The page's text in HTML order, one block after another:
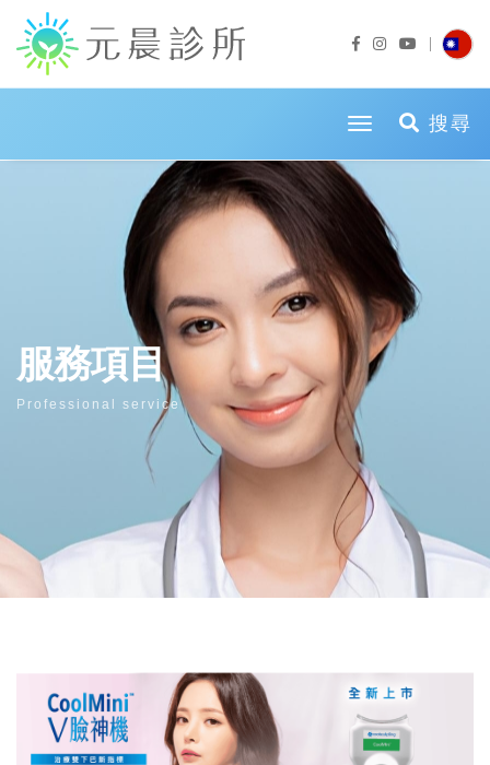
toggle 搜尋
服務項目
Professional service